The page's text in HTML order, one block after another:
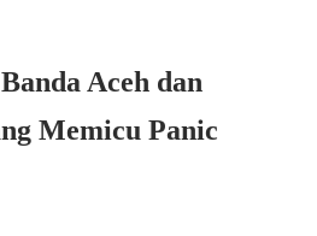
Aceh dan
Memicu Panic